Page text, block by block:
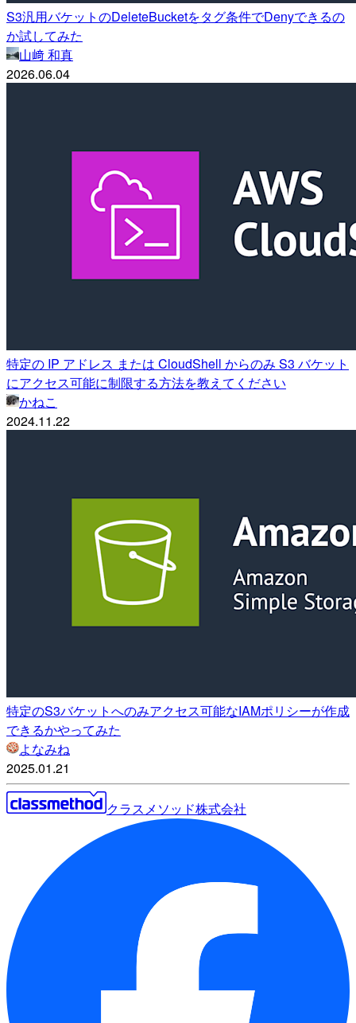
S3汎用バケットのDeleteBucketをタグ条件でDenyできるの
か試してみた
山﨑 和真
2026.06.04
特定の IP アドレス または CloudShell からのみ S3 バケット
にアクセス可能に制限する方法を教えてください
かねこ
2024.11.22
特定のS3バケットへのみアクセス可能なIAMポリシーが作成
できるかやってみた
よなみね
2025.01.21
クラスメソッド株式会社